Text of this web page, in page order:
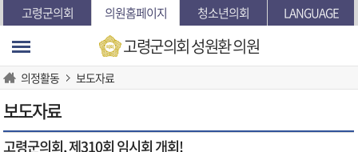
본문바로가기
고령군의회 의원홈페이지 청소년의회 LANGUAGE
고령군의회성원환 의원
의정활동 보도자료
보도자료
고령군의회, 제310회 임시회 개회!